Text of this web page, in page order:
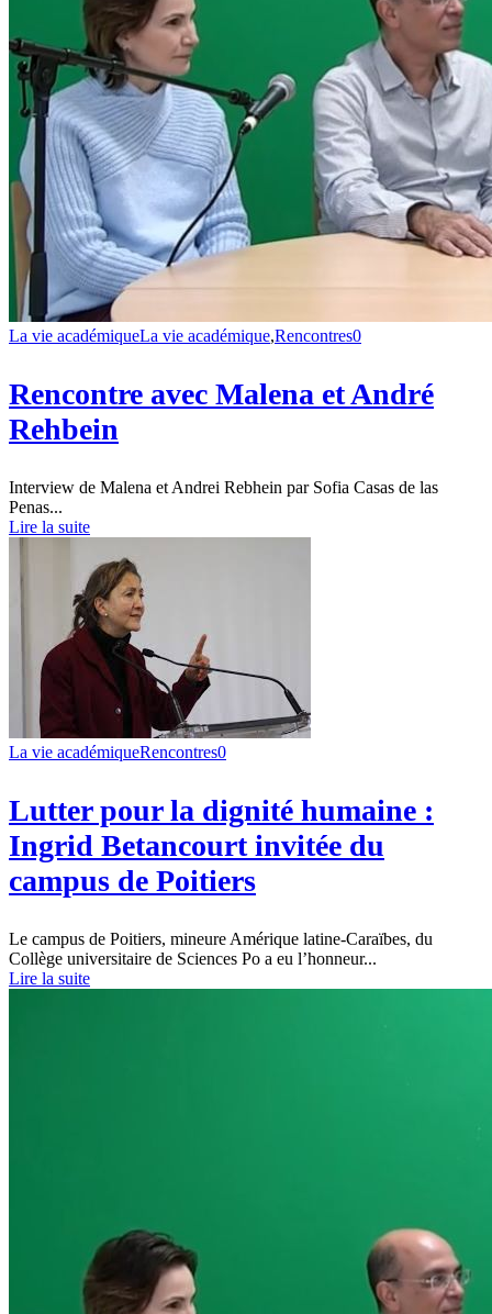
La vie académiqueLa vie académique,Rencontres0
Rencontre avec Malena et André
Rehbein
Interview de Malena et Andrei Rebhein par Sofia Casas de las
Penas...
Lire la suite
La vie académiqueRencontres0
Lutter pour la dignité humaine :
Ingrid Betancourt invitée du
campus de Poitiers
Le campus de Poitiers, mineure Amérique latine-Caraïbes, du
Collège universitaire de Sciences Po a eu l’honneur...
Lire la suite